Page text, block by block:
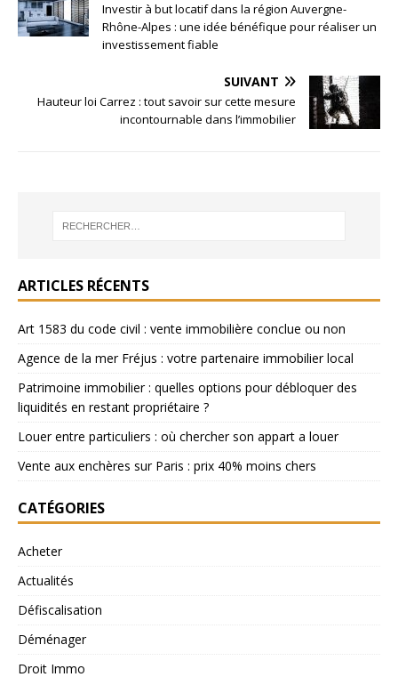
Investir à but locatif dans la région Auvergne-
Rhône-Alpes : une idée bénéfique pour réaliser un
investissement fiable
SUIVANT
Hauteur loi Carrez : tout savoir sur cette mesure
incontournable dans l’immobilier
ARTICLES RÉCENTS
Art 1583 du code civil : vente immobilière conclue ou non
Agence de la mer Fréjus : votre partenaire immobilier local
Patrimoine immobilier : quelles options pour débloquer des
liquidités en restant propriétaire ?
Louer entre particuliers : où chercher son appart a louer
Vente aux enchères sur Paris : prix 40% moins chers
CATÉGORIES
Acheter
Actualités
Défiscalisation
Déménager
Droit Immo